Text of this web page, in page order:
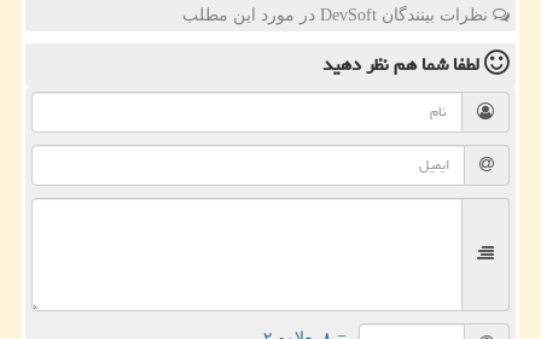
نظرات بینندگان DevSoft در مورد این مطلب
لطفا شما همنظر دهید